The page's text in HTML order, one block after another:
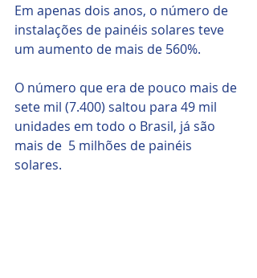
Em apenas dois anos, o número de
instalações de painéis solares teve
um aumento de mais de 560%.
O número que era de pouco mais de
sete mil (7.400) saltou para 49 mil
unidades em todo o Brasil, já são
mais de  5 milhões de painéis
solares.